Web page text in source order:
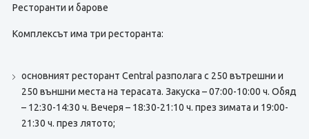
Ресторанти и барове
Комплексът има три ресторанта:
основният ресторант Central разполага с 250 вътрешни и
250 външни места на терасата. Закуска – 07:00-10:00 ч. Обяд
– 12:30-14:30 ч. Вечеря – 18:30-21:10 ч. през зимата и 19:00-
21:30 ч. през лятото;